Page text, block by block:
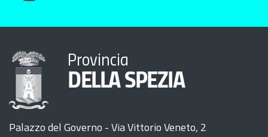
Provincia
DELLA SPEZIA
Palazzo del Governo - Via Vittorio Veneto, 2